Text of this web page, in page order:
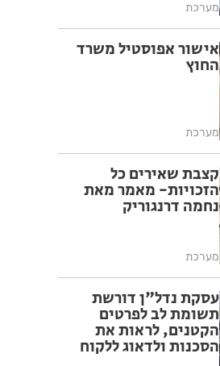
מערכת
אישור אפוסטיל משרד
החוץ
מערכת
קצבת שאירים כל
הזכויות- מאמר מאת
נחמה דרנגוריק
מערכת
עסקת נדל"ן דורשת
תשומת לב לפרטים
הקטנים, לראות את
הסכנות ולדאוג ללקוח